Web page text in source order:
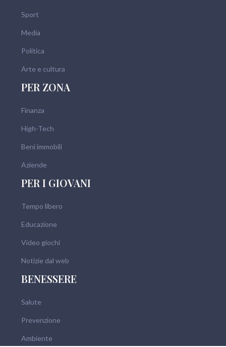
Sport
Media
Politica
Arte e cultura
PER ZONA
Finanza
High-Tech
Beni immobili
Aziende
PER I GIOVANI
Tempo libero
Educazione
Video giochi
Notizie dal web
BENESSERE
Salute
Prevenzione
Ambiente